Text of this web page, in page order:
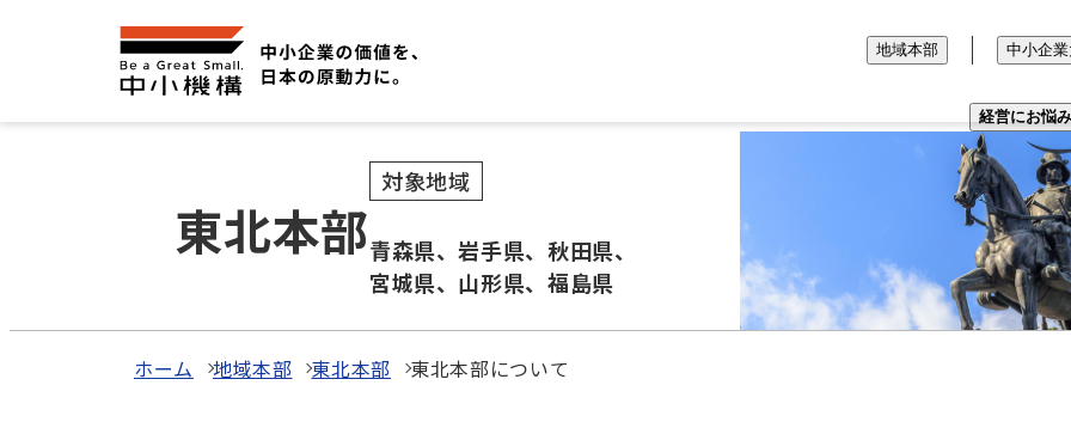
経営にお悩
地域本部 中小企
東北本部
対象地域
青森県、岩手県、秋田県、
宮城県、山形県、福島県
ホーム 地域本部 東北本部 東北本部について